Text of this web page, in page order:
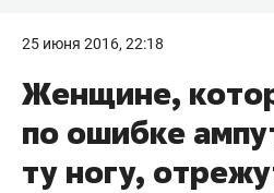
25 июня 2016, 22:18
Женщине,
по ошибке
ту ногу,